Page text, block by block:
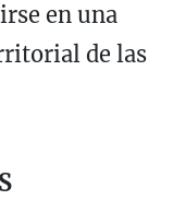
en una
de las